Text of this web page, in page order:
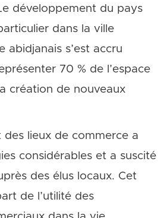
développement du pays
dans la ville
abidjanais s’est accru
70 % de l’espace
création de nouveaux
lieux de commerce a
considérables et a suscité
des élus locaux. Cet
de l’utilité des